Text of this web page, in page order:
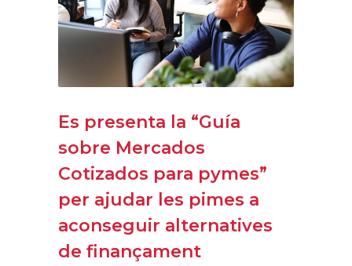
Es presenta la “Guía
sobre Mercados
Cotizados para pymes”
per ajudar les pimes a
aconseguir alternatives
de finançament